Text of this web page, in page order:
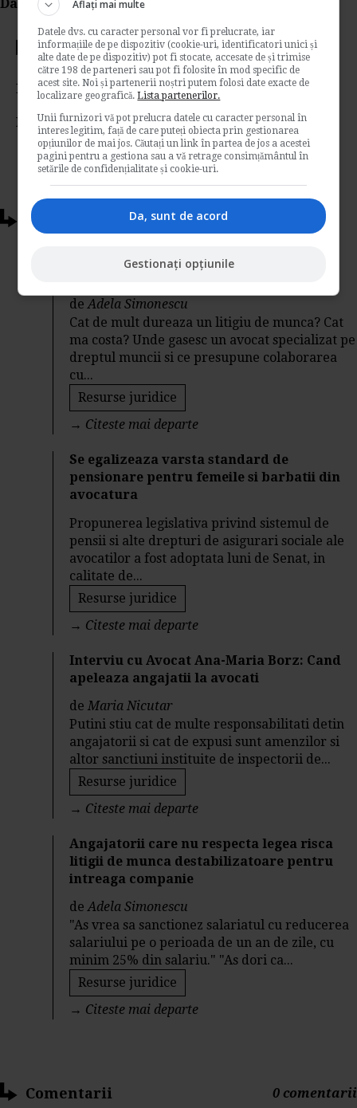
Da Like, Printeaza sau trimite pe Email!
Votati articolul
Rating:
Nota:5din1voturi
Articole conexe
Interviu cu Avocat Ana-Maria Borz: Ce
deAdela Simonescu
Cat de mult dureaza un litigiu de munca? Cat
ma costa? Unde gasesc un avocat specializat pe
dreptul muncii si ce presupune colaborarea
cu...
Resurse juridice
→ Citeste mai departe
Se egalizeaza varsta standard de
pensionare pentru femeile si barbatii din
avocatura
Propunerea legislativa privind sistemul de
pensii si alte drepturi de asigurari sociale ale
avocatilor a fost adoptata luni de Senat, in
calitate de...
Resurse juridice
→ Citeste mai departe
Interviu cu Avocat Ana-Maria Borz: Cand
apeleaza angajatii la avocati
deMaria Nicutar
Putini stiu cat de multe responsabilitati detin
angajatorii si cat de expusi sunt amenzilor si
altor sanctiuni instituite de inspectorii de...
Resurse juridice
→ Citeste mai departe
Angajatorii care nu respecta legea risca
litigii de munca destabilizatoare pentru
intreaga companie
deAdela Simonescu
"As vrea sa sanctionez salariatul cu reducerea
salariului pe o perioada de un an de zile, cu
minim 25% din salariu." "As dori ca...
Resurse juridice
→ Citeste mai departe
Comentarii 0 comentarii
Aflați mai multe
Datele dvs. cu caracter personal vor fi prelucrate, iar
informațiile de pe dispozitiv (cookie-uri, identificatori unici și
alte date de pe dispozitiv) pot fi stocate, accesate de și trimise
către 198 de parteneri sau pot fi folosite în mod specific de
acest site. Noi și partenerii noștri putem folosi date exacte de
localizare geografică.Lista partenerilor.
Unii furnizori vă pot prelucra datele cu caracter personal în
interes legitim, față de care puteți obiecta prin gestionarea
opțiunilor de mai jos. Căutați un link în partea de jos a acestei
pagini pentru a gestiona sau a vă retrage consimțământul în
setările de confidențialitate și cookie-uri.
Da, sunt de acord
Gestionați opțiunile